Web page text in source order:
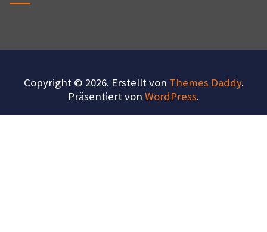
Copyright © 2026. Erstellt von Themes Daddy.
Präsentiert von WordPress.